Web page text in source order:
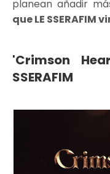
planean añadir
que LE
'Crimson
SSERAFIM